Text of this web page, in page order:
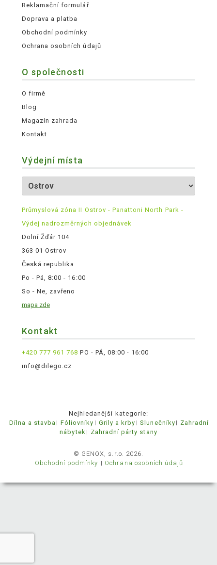
Reklamační formulář
Doprava a platba
Obchodní podmínky
Ochrana osobních údajů
O společnosti
O firmě
Blog
Magazín zahrada
Kontakt
Výdejní místa
Průmyslová zóna II Ostrov - Panattoni North Park -
Výdej nadrozměrných objednávek
Dolní Žďár 104
363 01 Ostrov
Česká republika
Po - Pá, 8:00 - 16:00
So - Ne, zavřeno
mapa zde
Kontakt
+420 777 961 768 PO - PÁ, 08:00 - 16:00
info@dilego.cz
Nejhledanější kategorie:
Dílna a stavba
Fóliovníky Grily a krby Slunečníky
Zahradní
nábytek
Zahradní párty stany
© GENOX, s.r.o. 2026.
Obchodní podmínky
Ochrana osobních údajů